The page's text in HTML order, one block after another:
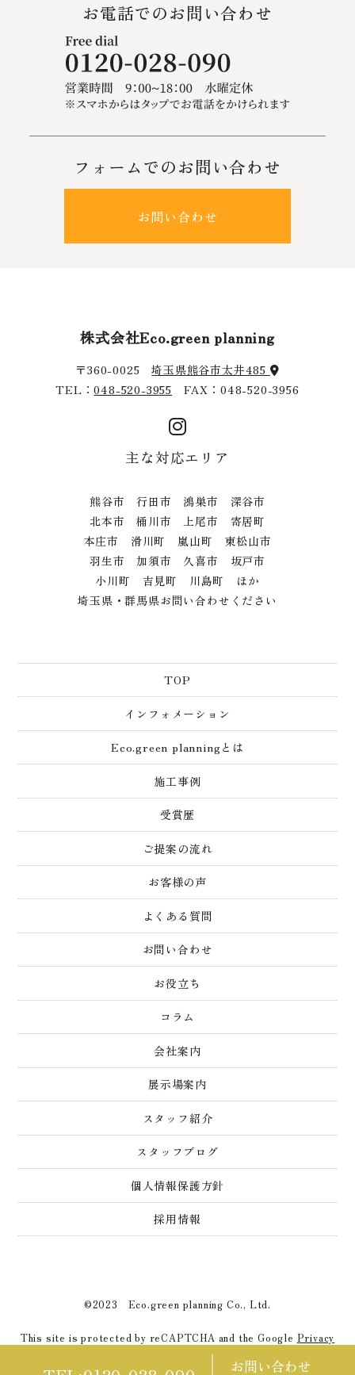
お電話でのお問い合わせ
フォームでのお問い合わせ
お問い合わせ
株式会社Eco.green planning
〒360-0025埼玉県熊谷市太井485
TEL：048-520-3955 FAX：048-520-3956
主な対応エリア
熊谷市 行田市 鴻巣市 深谷市
北本市 桶川市 上尾市 寄居町
本庄市 滑川町 嵐山町 東松山市
羽生市 加須市 久喜市 坂戸市
小川町 吉見町 川島町 ほか
埼玉県・群馬県お問い合わせください
TOP
インフォメーション
Eco.green planningとは
施工事例
受賞歴
ご提案の流れ
お客様の声
よくある質問
お問い合わせ
お役立ち
コラム
会社案内
展示場案内
スタッフ紹介
スタッフブログ
個人情報保護方針
採用情報
©2023 Eco.green planning Co., Ltd.
This site is protected by reCAPTCHA and the Google Privacy
Terms of Service
お問い合わせ